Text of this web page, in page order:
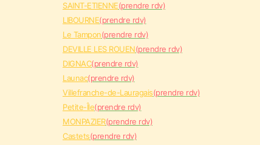
SAINT-ETIENNE(prendre rdv)
LIBOURNE(prendre rdv)
Le Tampon(prendre rdv)
DEVILLE LES ROUEN(prendre rdv)
DIGNAC(prendre rdv)
Launac(prendre rdv)
Villefranche-de-Lauragais(prendre rdv)
Petite-Île(prendre rdv)
MONPAZIER(prendre rdv)
Castets(prendre rdv)